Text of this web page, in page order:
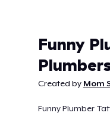
Funny
Created by Mom
Funny Plumber